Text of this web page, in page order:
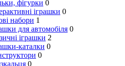
фігурки 0
іграшки 0
набори 1
для автомобіля 0
іграшки 2
каталки 0
0
0